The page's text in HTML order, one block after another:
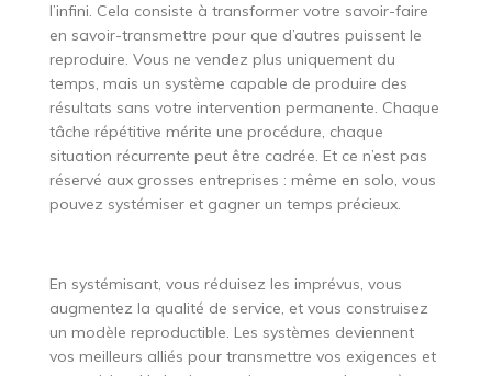
l’infini. Cela consiste à transformer votre savoir-faire
en savoir-transmettre pour que d’autres puissent le
reproduire. Vous ne vendez plus uniquement du
temps, mais un système capable de produire des
résultats sans votre intervention permanente. Chaque
tâche répétitive mérite une procédure, chaque
situation récurrente peut être cadrée. Et ce n’est pas
réservé aux grosses entreprises : même en solo, vous
pouvez systémiser et gagner un temps précieux.
En systémisant, vous réduisez les imprévus, vous
augmentez la qualité de service, et vous construisez
un modèle reproductible. Les systèmes deviennent
vos meilleurs alliés pour transmettre vos exigences et